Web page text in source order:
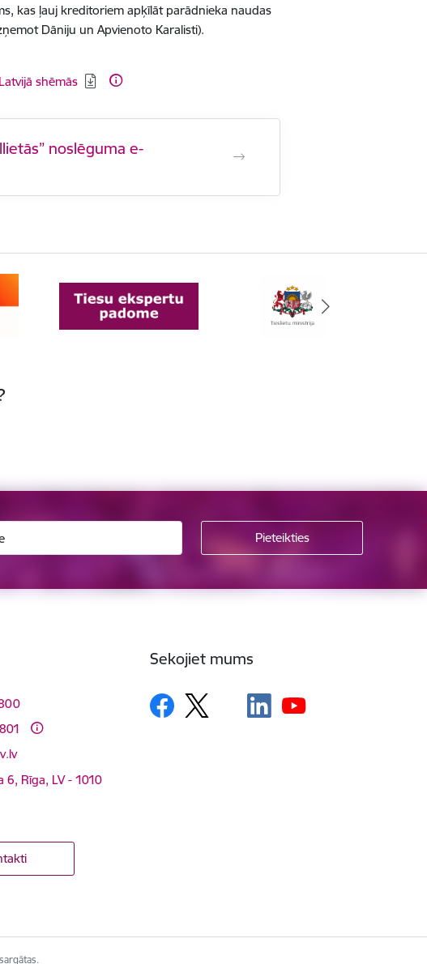
kas ļauj kreditoriem apķīlāt parādnieka naudas
Dāniju un Apvienoto Karalisti).
shēmās
noslēguma e-
6, Rīga, LV - 1010
Sekojiet mums